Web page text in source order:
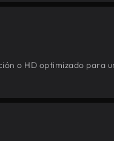
o HD optimizado para